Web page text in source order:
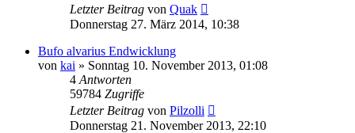
Letzter Beitrag von Quak
Donnerstag 27. März 2014, 10:38
Bufo alvarius Endwicklung
von kai » Sonntag 10. November 2013, 01:08
4 Antworten
59784 Zugriffe
Letzter Beitrag von Pilzolli
Donnerstag 21. November 2013, 22:10